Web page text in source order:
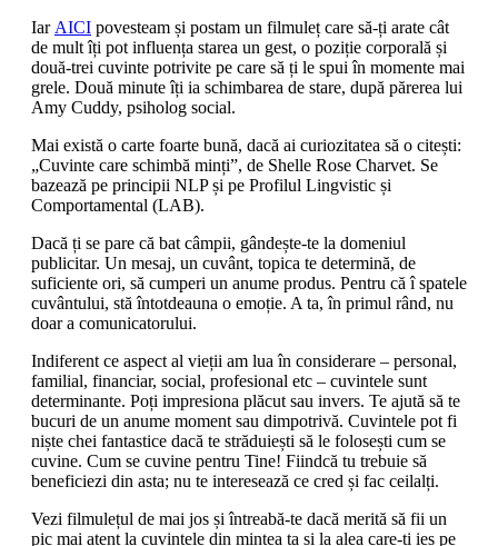
Iar AICI povesteam și postam un filmuleț care să-ți arate cât
de mult îți pot influența starea un gest, o poziție corporală și
două-trei cuvinte potrivite pe care să ți le spui în momente mai
grele. Două minute îți ia schimbarea de stare, după părerea lui
Amy Cuddy, psiholog social.
Mai există o carte foarte bună, dacă ai curiozitatea să o citești:
„Cuvinte care schimbă minți”, de Shelle Rose Charvet. Se
bazează pe principii NLP și pe Profilul Lingvistic și
Comportamental (LAB).
Dacă ți se pare că bat câmpii, gândește-te la domeniul
publicitar. Un mesaj, un cuvânt, topica te determină, de
suficiente ori, să cumperi un anume produs. Pentru că î spatele
cuvântului, stă întotdeauna o emoție. A ta, în primul rând, nu
doar a comunicatorului.
Indiferent ce aspect al vieții am lua în considerare – personal,
familial, financiar, social, profesional etc – cuvintele sunt
determinante. Poți impresiona plăcut sau invers. Te ajută să te
bucuri de un anume moment sau dimpotrivă. Cuvintele pot fi
niște chei fantastice dacă te străduiești să le folosești cum se
cuvine. Cum se cuvine pentru Tine! Fiindcă tu trebuie să
beneficiezi din asta; nu te interesează ce cred și fac ceilalți.
Vezi filmulețul de mai jos și întreabă-te dacă merită să fii un
pic mai atent la cuvintele din mintea ta și la alea care-ți ies pe